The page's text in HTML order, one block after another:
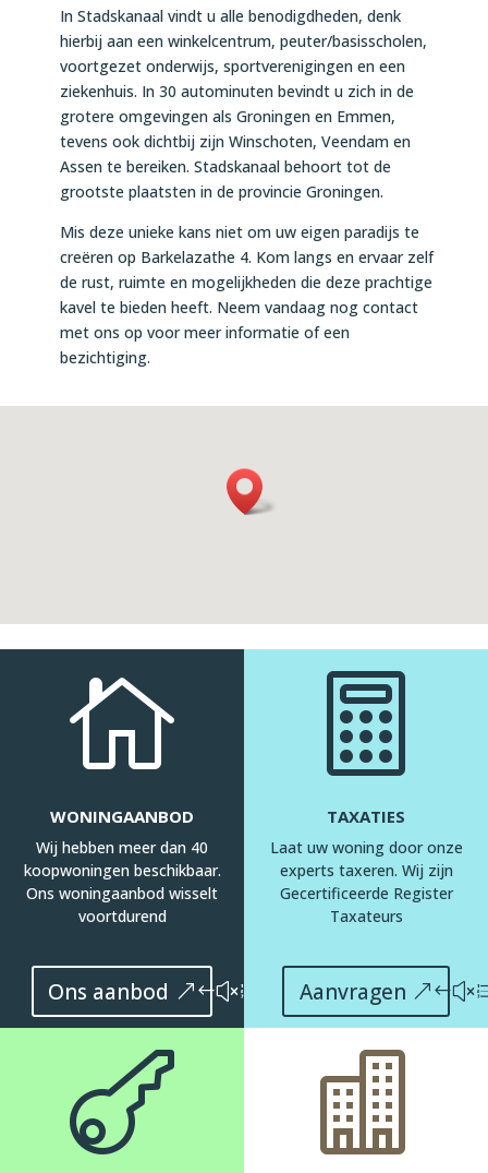
In Stadskanaal vindt u alle benodigdheden, denk
hierbij aan een winkelcentrum, peuter/basisscholen,
voortgezet onderwijs, sportverenigingen en een
ziekenhuis. In 30 autominuten bevindt u zich in de
grotere omgevingen als Groningen en Emmen,
tevens ook dichtbij zijn Winschoten, Veendam en
Assen te bereiken. Stadskanaal behoort tot de
grootste plaatsten in de provincie Groningen.
Mis deze unieke kans niet om uw eigen paradijs te
creëren op Barkelazathe 4. Kom langs en ervaar zelf
de rust, ruimte en mogelijkheden die deze prachtige
kavel te bieden heeft. Neem vandaag nog contact
met ons op voor meer informatie of een
bezichtiging.

WONINGAANBOD
Wij hebben meer dan 40
koopwoningen beschikbaar.
Ons woningaanbod wisselt
voortdurend
Ons aanbod

TAXATIES
Laat uw woning door onze
experts taxeren. Wij zijn
Gecertificeerde Register
Taxateurs
Aanvragen
 